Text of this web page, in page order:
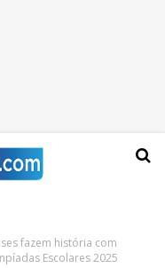
de 2026
fazem história com
Escolares 2025